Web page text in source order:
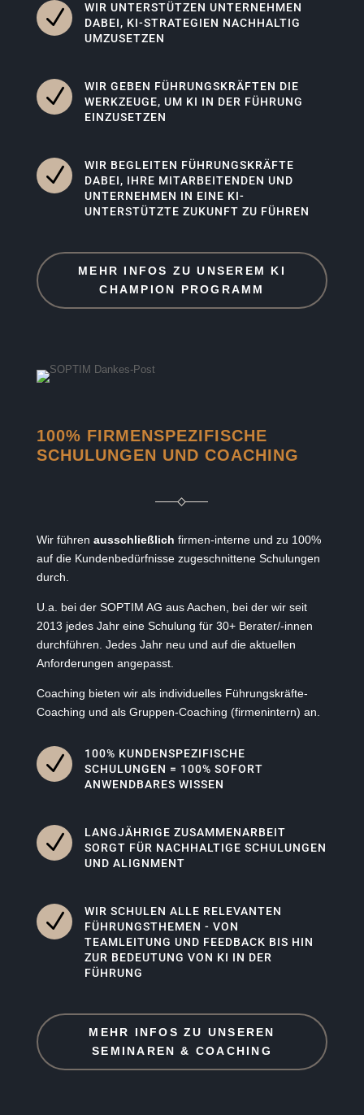
N
WIR UNTERSTÜTZEN UNTERNEHMEN
DABEI, KI-STRATEGIEN NACHHALTIG
UMZUSETZEN
N
WIR GEBEN FÜHRUNGSKRÄFTEN DIE
WERKZEUGE, UM KI IN DER FÜHRUNG
EINZUSETZEN
N
WIR BEGLEITEN FÜHRUNGSKRÄFTE
DABEI, IHRE MITARBEITENDEN UND
UNTERNEHMEN IN EINE KI-
UNTERSTÜTZTE ZUKUNFT ZU FÜHREN
MEHR INFOS ZU UNSEREM KI
CHAMPION PROGRAMM
100% FIRMENSPEZIFISCHE
SCHULUNGEN UND COACHING
Wir führen ausschließlich firmen-interne und zu 100%
auf die Kundenbedürfnisse zugeschnittene Schulungen
durch.
U.a. bei der SOPTIM AG aus Aachen, bei der wir seit
2013 jedes Jahr eine Schulung für 30+ Berater/-innen
durchführen. Jedes Jahr neu und auf die aktuellen
Anforderungen angepasst.
Coaching bieten wir als individuelles Führungskräfte-
Coaching und als Gruppen-Coaching (firmenintern) an.
N
100% KUNDENSPEZIFISCHE
SCHULUNGEN = 100% SOFORT
ANWENDBARES WISSEN
N
LANGJÄHRIGE ZUSAMMENARBEIT
SORGT FÜR NACHHALTIGE SCHULUNGEN
UND ALIGNMENT
N
WIR SCHULEN ALLE RELEVANTEN
FÜHRUNGSTHEMEN - VON
TEAMLEITUNG UND FEEDBACK BIS HIN
ZUR BEDEUTUNG VON KI IN DER
FÜHRUNG
MEHR INFOS ZU UNSEREN
SEMINAREN & COACHING